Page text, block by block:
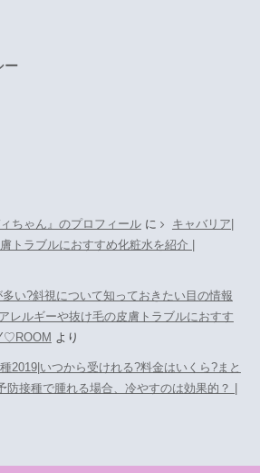
ー
ちゃん』のプロフィールに
キャバリア|
トラブルにおすすめ化粧水を紹介 |
い?斜視について知っておきたい目の情報
レルギーや抜け毛の皮膚トラブルにおすす
より
2019|いつから受けれる?料金はいくら?まと
防接種で腫れる場合、冷やすのは効果的？ |